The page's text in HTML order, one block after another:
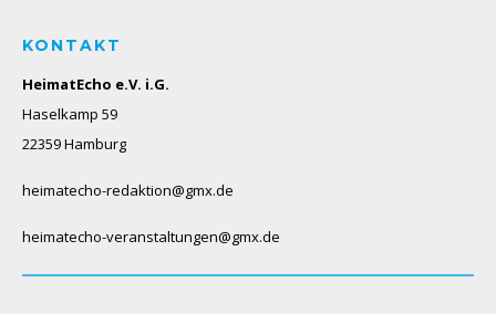
KONTAKT
HeimatEcho e.V. i.G.
Haselkamp 59
22359 Hamburg
heimatecho-redaktion@gmx.de
heimatecho-veranstaltungen@gmx.de